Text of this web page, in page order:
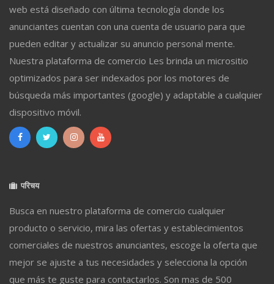
web está diseñado con última tecnología donde los
anunciantes cuentan con una cuenta de usuario para que
pueden editar y actualizar su anuncio personal mente.
Nuestra plataforma de comercio Les brinda un micrositio
optimizados para ser indexados por los motores de
búsqueda más importantes (google) y adaptable a cualquier
dispositivo móvil.
परिचय
Busca en nuestro plataforma de comercio cualquier
producto o servicio, mira las ofertas y establecimientos
comerciales de nuestros anunciantes, escoge la oferta que
mejor se ajuste a tus necesidades y selecciona la opción
que más te guste para contactarlos. Son mas de 500